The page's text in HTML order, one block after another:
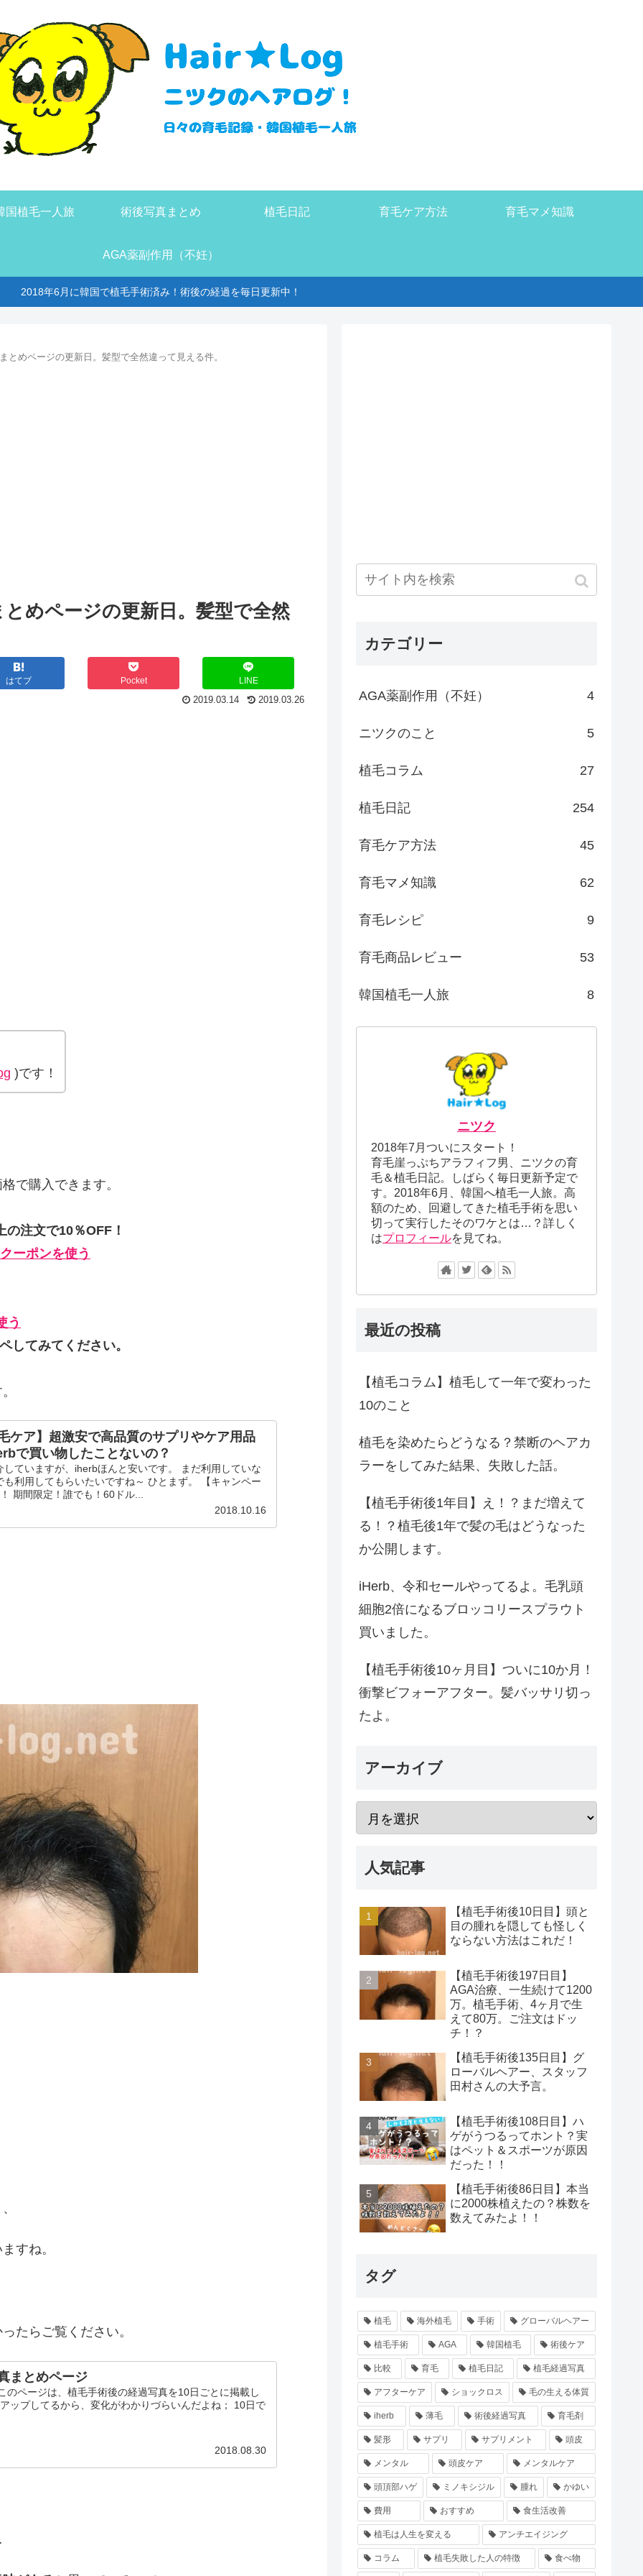
国植毛一人旅 術後写真まとめ 植毛日記 育毛ケア方法 育毛マメ知識
AGA薬副作用（不妊）
2018年6月に韓国で植毛手術済み！術後の経過を毎日更新中！
とめページの更新日。髪型で全然違って見える件。
とめページの更新日。髪型で全然
はてブ Pocket
LINE
2019.03.26
2019.03.14
)です！
で購入できます。
の注文で10％OFF！
ーポンを使う
う
してみてください。
ケア】超激安で高品質のサプリやケア用品
で買い物したことないの？
していますが、iherbほんと安いです。 まだ利用していな
も利用してもらいたいですね～ ひとまず。 【キャンペー
期間限定！誰でも！60ドル...
2018.10.16
すね。
たらご覧ください。
まとめページ
のページは、植毛手術後の経過写真を10日ごとに掲載し
ップしてるから、変化がわかりづらいんだよね； 10日で
2018.08.30
カテゴリー
AGA薬副作用（不妊） 4
ニツクのこと 5
植毛コラム 27
植毛日記 254
育毛ケア方法 45
育毛マメ知識 62
育毛レシピ 9
育毛商品レビュー 53
韓国植毛一人旅 8
ニツク
2018年7月ついにスタート！
育毛崖っぷちアラフィフ男、ニツクの育
毛＆植毛日記。しばらく毎日更新予定で
す。2018年6月、韓国へ植毛一人旅。高
額のため、回避してきた植毛手術を思い
切って実行したそのワケとは…？詳しく
はプロフィールを見てね。
最近の投稿
【植毛コラム】植毛して一年で変わった
10のこと
植毛を染めたらどうなる？禁断のヘアカ
ラーをしてみた結果、失敗した話。
【植毛手術後1年目】え！？まだ増えて
る！？植毛後1年で髪の毛はどうなった
か公開します。
iHerb、令和セールやってるよ。毛乳頭
細胞2倍になるブロッコリースプラウト
買いました。
【植毛手術後10ヶ月目】ついに10か月！
衝撃ビフォーアフター。髪バッサリ切っ
たよ。
アーカイブ
人気記事
【植毛手術後10日目】頭と
目の腫れを隠しても怪しく
ならない方法はこれだ！
【植毛手術後197日目】
AGA治療、一生続けて1200
万。植毛手術、4ヶ月で生
えて80万。ご注文はドッ
チ！？
【植毛手術後135日目】グ
ローバルヘアー、スタッフ
田村さんの大予言。
【植毛手術後108日目】ハ
ゲがうつるってホント？実
はペット＆スポーツが原因
だった！！
【植毛手術後86日目】本当
に2000株植えたの？株数を
数えてみたよ！！
タグ
植毛 海外植毛 手術 グローバルヘアー
植毛手術 AGA 韓国植毛 術後ケア
比較 育毛 植毛日記 植毛経過写真
アフターケア ショックロス 毛の生える体質
iherb 薄毛 術後経過写真 育毛剤
髪形 サプリ サプリメント 頭皮
メンタル 頭皮ケア メンタルケア
頭頂部ハゲ ミノキシジル 腫れ かゆい
費用 おすすめ 食生活改善
植毛は人生を変える アンチエイジング
コラム 植毛失敗した人の特徴 食べ物